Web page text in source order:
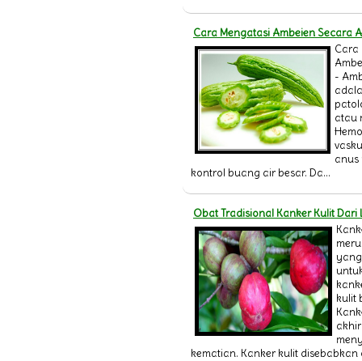
Cara Mengatasi Ambeien Secara
Cara
-
atau
anus
kontrol buang air besar. Da...
Obat Tradisional Kanker Kulit Dari
kulit
kematian. Kanker kulit disebabkan